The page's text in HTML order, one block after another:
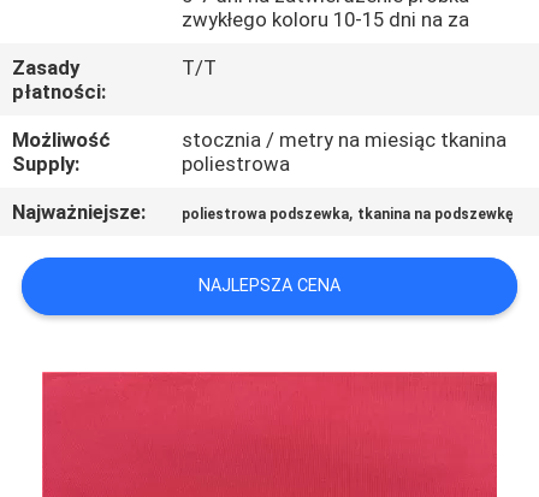
AKTUALNOŚCI
PRZYPADKI
NEWS
SITEMAP
zwykłego koloru 10-15 dni na za
Zasady
płatności:
T/T
Możliwość
Supply:
stocznia / metry na miesiąc tkanina
poliestrowa
Najważniejsze:
poliestrowa podszewka, tkanina na podszewkę
NAJLEPSZA CENA